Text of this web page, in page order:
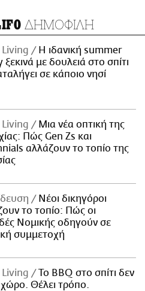
ΔΗΜΟΦΙΛΗ
Living
Η ιδανική summer
ξεκινά με δουλειά στο σπίτι
σε κάποιο νησί
Living
Μια νέα οπτική της
Πώς Gen Zs και
αλλάζουν το τοπίο της
Νέοι δικηγόροι
το τοπίο: Πώς οι
Νομικής οδηγούν σε
συμμετοχή
Living
Το BBQ στο σπίτι δεν
χώρο. Θέλει τρόπο.